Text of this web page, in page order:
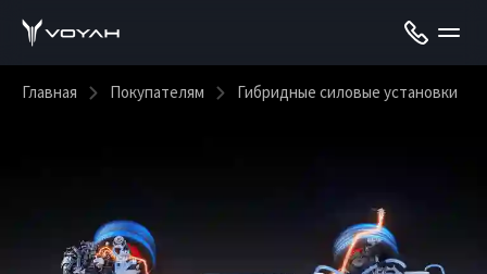
Главная Покупателям Гибридные силовые установки